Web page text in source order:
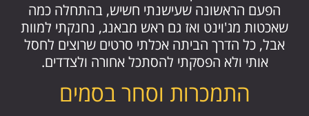
הפעם הראשונה שעישנתי חשיש, בהתחלה כמה
שאכטות מג'וינט ואז גם ראש מבאנג, נחנקתי למוות
אבל, כל הדרך הביתה אכלתי סרטים שרוצים לחסל
אותי ולא הפסקתי להסתכל אחורה ולצדדים.
התמכרות וסחר בסמים